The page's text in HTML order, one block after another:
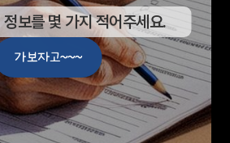
보를 몇 가지 적어주세요.
가보자고~~~